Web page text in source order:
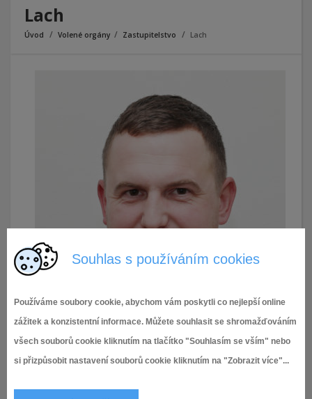
Souhlas s používáním cookies
Používáme soubory cookie, abychom vám poskytli co nejlepší online
zážitek a konzistentní informace. Můžete souhlasit se shromažďováním
všech souborů cookie kliknutím na tlačítko "Souhlasím se vším" nebo
si přizpůsobit nastavení souborů cookie kliknutím na "Zobrazit více"...
Lach
Úvod Volené orgány Zastupitelstvo Lach